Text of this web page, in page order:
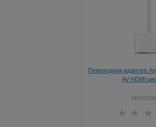
Переходник-адаптер
AV HDMI